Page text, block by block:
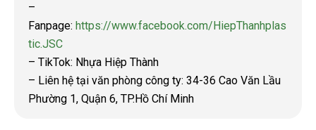
–
Fanpage: https://www.facebook.com/HiepThanhplas
tic.JSC
– TikTok: Nhựa Hiệp Thành
– Liên hệ tại văn phòng công ty: 34-36 Cao Văn Lầu
Phường 1, Quận 6, TP.Hồ Chí Minh